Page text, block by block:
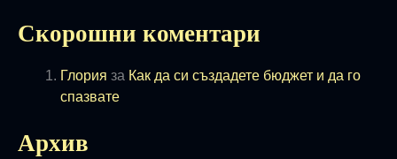
Скорошни коментари
Глория за Как да си създадете бюджет и да го
спазвате
Архив